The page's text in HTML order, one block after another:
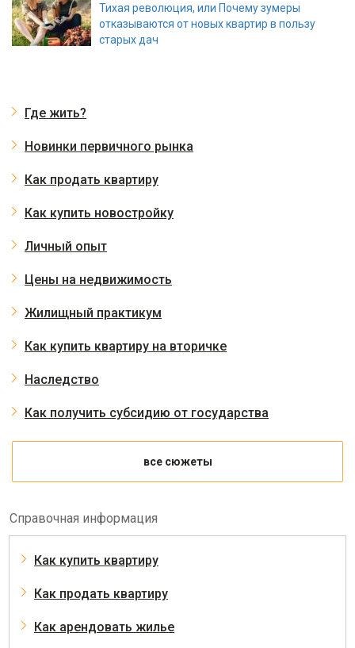
Тихая революция, или Почему зумеры
отказываются от новых квартир в пользу
старых дач
Где жить?
Новинки первичного рынка
Как продать квартиру
Как купить новостройку
Личный опыт
Цены на недвижимость
Жилищный практикум
Как купить квартиру на вторичке
Наследство
Как получить субсидию от государства
все сюжеты
Справочная информация
Как купить квартиру
Как продать квартиру
Как арендовать жилье